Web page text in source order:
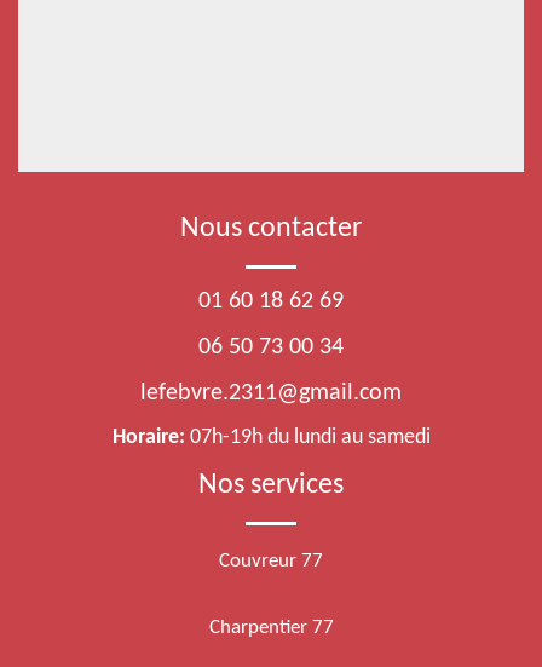
Nous contacter
01 60 18 62 69
06 50 73 00 34
lefebvre.2311@gmail.com
Horaire: 07h-19h du lundi au samedi
Nos services
Couvreur 77
Charpentier 77